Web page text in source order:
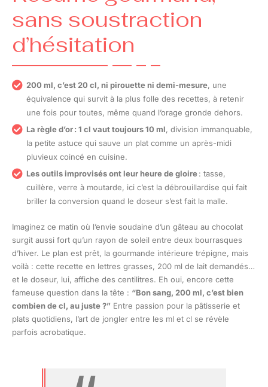
sans soustraction
d’hésitation
200 ml, c’est 20 cl, ni pirouette ni demi-mesure, une
équivalence qui survit à la plus folle des recettes, à retenir
une fois pour toutes, même quand l’orage gronde dehors.
La règle d’or : 1 cl vaut toujours 10 ml, division immanquable,
la petite astuce qui sauve un plat comme un après-midi
pluvieux coincé en cuisine.
Les outils improvisés ont leur heure de gloire: tasse,
cuillère, verre à moutarde, ici c’est la débrouillardise qui fait
briller la conversion quand le doseur s’est fait la malle.
Imaginez ce matin où l’envie soudaine d’un gâteau au chocolat
surgit aussi fort qu’un rayon de soleil entre deux bourrasques
d’hiver. Le plan est prêt, la gourmande intérieure trépigne, mais
voilà : cette recette en lettres grasses, 200 ml de lait demandés…
et le doseur, lui, affiche des centilitres. Eh oui, encore cette
fameuse question dans la tête : “Bon sang, 200 ml, c’est bien
combien de cl, au juste ?” Entre passion pour la pâtisserie et
plats quotidiens, l’art de jongler entre les ml et cl se révèle
parfois acrobatique.